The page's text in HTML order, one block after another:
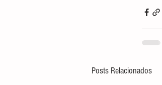
Posts Relacionados